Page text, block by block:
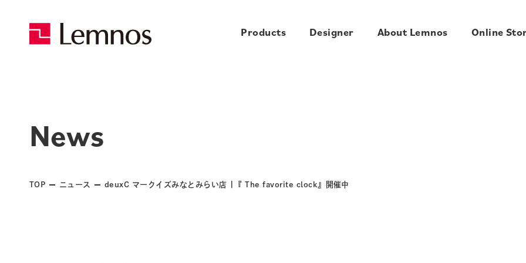
Products Designer About Lemnos Online
News
TOP ニュース deuxC マークイズみなとみらい店 |『 The favorite clock』開催中